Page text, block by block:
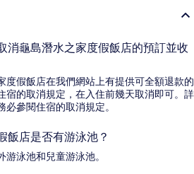
消龜島潛水之家度假飯店的預訂並收
度假飯店在我們網站上有提供可全額退款的
宿的取消規定，在入住前幾天取消即可。詳
參閱住宿的取消規定。
飯店是否有游泳池？
泳池和兒童游泳池。